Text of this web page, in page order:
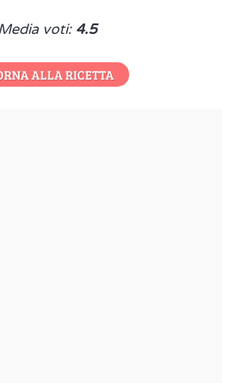
voti: 4.5
ALLA RICETTA